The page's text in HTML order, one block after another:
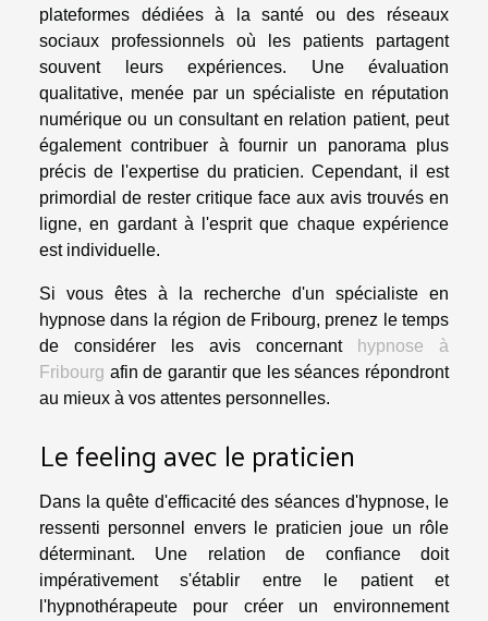
plateformes dédiées à la santé ou des réseaux
sociaux professionnels où les patients partagent
souvent leurs expériences. Une évaluation
qualitative, menée par un spécialiste en réputation
numérique ou un consultant en relation patient, peut
également contribuer à fournir un panorama plus
précis de l'expertise du praticien. Cependant, il est
primordial de rester critique face aux avis trouvés en
ligne, en gardant à l'esprit que chaque expérience
est individuelle.
Si vous êtes à la recherche d'un spécialiste en
hypnose dans la région de Fribourg, prenez le temps
de considérer les avis concernant
hypnose à
Fribourg afin de garantir que les séances répondront
au mieux à vos attentes personnelles.
Le feeling avec le praticien
Dans la quête d'efficacité des séances d'hypnose, le
ressenti personnel envers le praticien joue un rôle
déterminant. Une relation de confiance doit
impérativement s'établir entre le patient et
l'hypnothérapeute pour créer un environnement